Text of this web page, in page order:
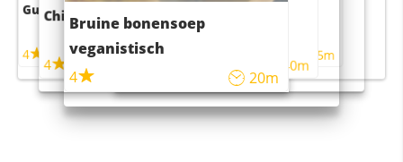
Guacamole
4
Chili con carne
4 45m
Bruine bonensoep
veganistisch
4
20m
Sushi rijstsalade
maaltijdsalade
40m
4 55m